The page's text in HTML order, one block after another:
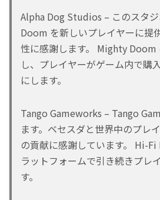
Alpha Dog Studios – このスタジ
Doom を新しいプレイヤーに提
性に感謝します。 Mighty Doom
し、プレイヤーがゲーム内で購
にします。
Tango Gameworks – Tango
ます。ベセスダと世界中のプレ
の貢献に感謝しています。 Hi-
ラットフォームで引き続きプレ
す。